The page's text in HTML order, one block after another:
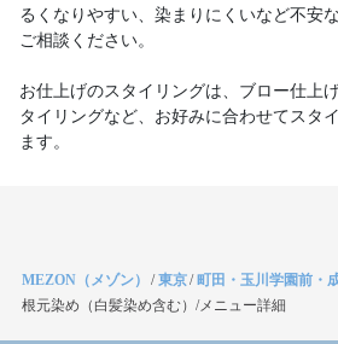
るくなりやすい、染まりにくいなど不安
ご相談ください。
お仕上げのスタイリングは、ブロー仕上
タイリングなど、お好みに合わせてスタ
ます。
MEZON（メゾン） /東京/ 町田・玉川学園前・
根元染め（白髪染め含む）/メニュー詳細